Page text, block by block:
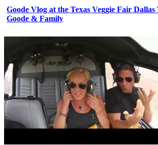
Goode Vlog at the Texas Veggie Fair Dallas
Goode & Family